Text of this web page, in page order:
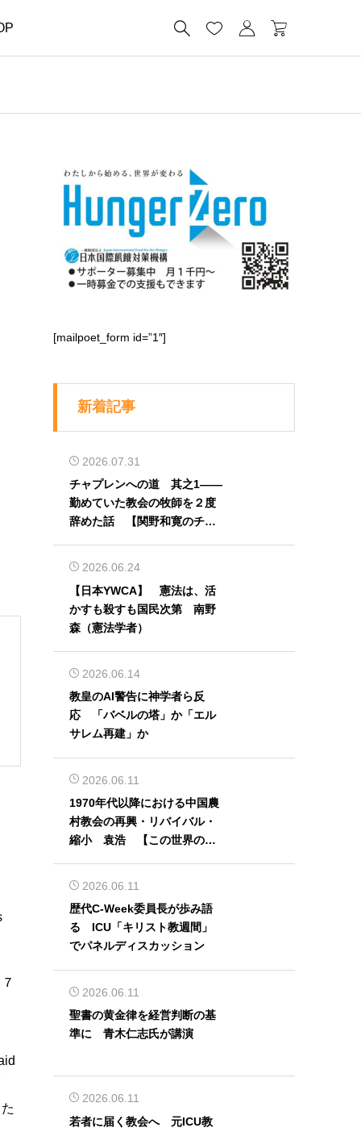
   
[mailpoet_form id=”1″]
新着記事
2026.07.31
チャプレンへの道 其之1――
勤めていた教会の牧師を２度
辞めた話 【関野和寛のチャ
2026.06.24
【日本YWCA】 憲法は、活
かすも殺すも国民次第 南野
森（憲法学者）
2026.06.14
教皇のAI警告に神学者ら反
応 「バベルの塔」か「エル
サレム再建」か
2026.06.11
1970年代以降における中国農
村教会の再興・リバイバル・
縮小 袁浩 【この世界の片
2026.06.11
歴代C-Week委員長が歩み語
る ICU「キリスト教週間」
でパネルディスカッション
2026.06.11
聖書の黄金律を経営判断の基
準に 青木仁志氏が講演
2026.06.11
若者に届く教会へ 元ICU教